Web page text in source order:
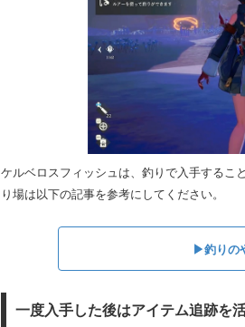
ケルベロスフィッシュは、釣りで入手するこ
り場は以下の記事を参考にしてください。
▶︎釣りの
一度入手した後はアイテム追跡を